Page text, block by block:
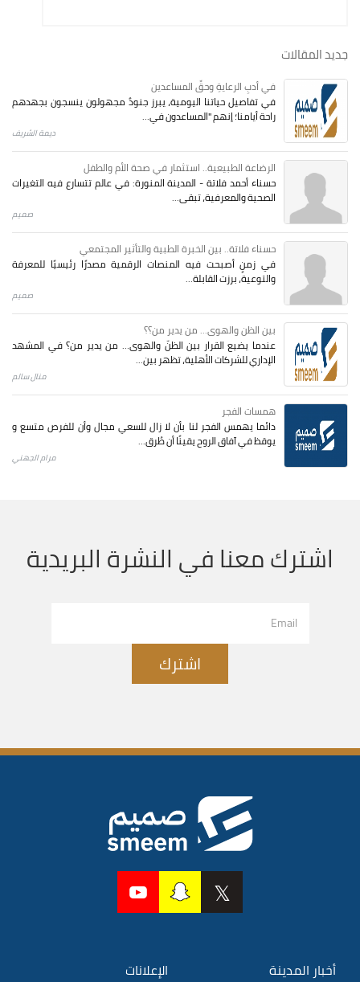
جديد المقالات
في أدبِ الرعايةِ وحقِّ المساعدين
في تفاصيل حياتنا اليومية، يبرز جنودٌ مجهولون ينسجون بجهدهم
راحة أيامنا؛ إنهم "المساعدون في...
ديمة الشريف
الرضاعة الطبيعية.. استثمار في صحة الأم والطفل
حسناء أحمد فلاتة - المدينة المنورة: في عالم تتسارع فيه التغيرات
الصحية والمعرفية، تبقى...
صميم
حسناء فلاتة.. بين الخبرة الطبية والتأثير المجتمعي
في زمنٍ أصبحت فيه المنصات الرقمية مصدرًا رئيسيًا للمعرفة
والتوعية، برزت القابلة...
صميم
بين الظن والهوى... من يدير من؟؟
عندما يضيع القرار بين الظنّ والهوى… من يدير من؟ في المشهد
الإداري للشركات الأهلية، تظهر بين...
منال سالم
همسات الفجر
دائما يهمس الفجر لنا بأن لا زال للسعي مجال وأن للفرص متسع و
يوقظ في آفاق الروح يقينًا أن طُرق...
مرام الجهني
اشترك معنا في النشرة البريدية
اشترك
أخبار المدينة الإعلانات